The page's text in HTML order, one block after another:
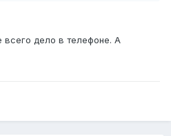
всего дело в телефоне. А